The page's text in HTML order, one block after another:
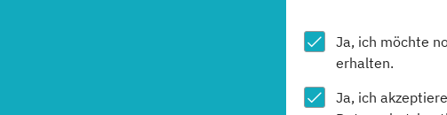
Ja, ich möchte
erhalten.
Ja, ich